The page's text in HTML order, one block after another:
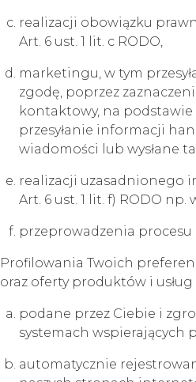
realizacji obowiązku
Art. 6 ust. 1 lit. c RODO,
marketingu, w tym
zgodę, poprzez
kontaktowy, na podstawie
przesyłanie informacji
wiadomości lub wysłane
realizacji uzasadnionego
Art. 6 ust. 1 lit. f) RODO
przeprowadzenia procesu
Profilowania Twoich
oraz oferty produktów i
podane przez Ciebie i
systemach wspierających
automatycznie